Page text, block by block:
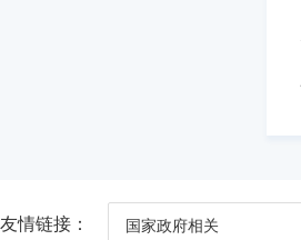
友情链接： 国家政府相关